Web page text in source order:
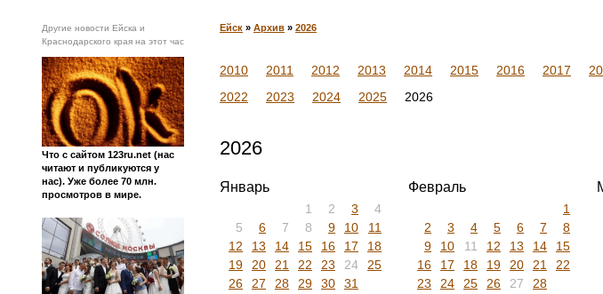
Другие новости Ейска и
Краснодарского края на этот час
Что с сайтом 123ru.net (нас
читают и публикуются у
нас). Уже более 70 млн.
просмотров в мире.
Ейск » Архив » 2026
2010 2011 2012 2013 2014 2015 2016 2017
2022
2023 2024 2025 2026
2026
Январь
1 2 3
4
5
6 7 8 9 10
11
12
13 14 15 16 17
18
19
20 21 22 23 24
25
26
27 28 29 30 31
Февраль
1
2
3 4 5 6 7
8
9
10 11 12 13 14
15
16
17 18 19 20 21
22
23
24 25 26 27 28